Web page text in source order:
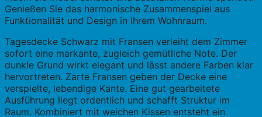
Genießen Sie das harmonische Zusammenspiel aus
Funktionalität und Design in Ihrem Wohnraum.
Tagesdecke Schwarz mit Fransen verleiht dem Zimmer
sofort eine markante, zugleich gemütliche Note. Der
dunkle Grund wirkt elegant und lässt andere Farben klar
hervortreten. Zarte Fransen geben der Decke eine
verspielte, lebendige Kante. Eine gut gearbeitete
Ausführung liegt ordentlich und schafft Struktur im
Raum. Kombiniert mit weichen Kissen entsteht ein